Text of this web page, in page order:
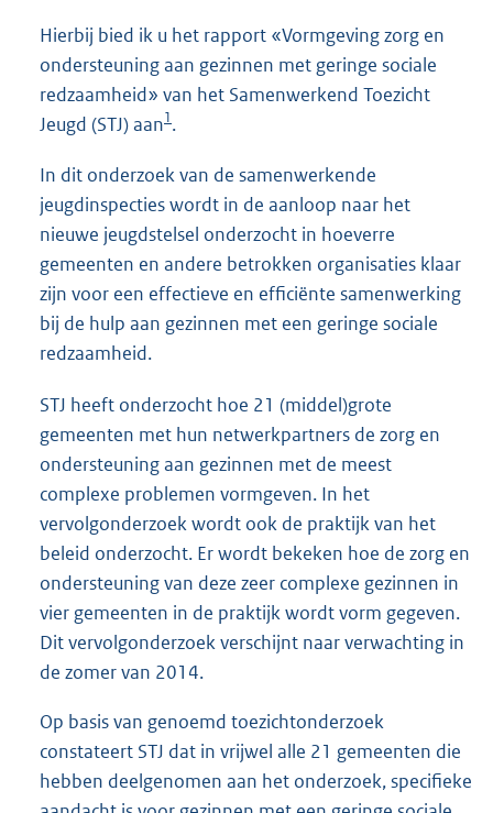
Hierbij bied ik u het rapport «Vormgeving zorg en
ondersteuning aan gezinnen met geringe sociale
redzaamheid» van het Samenwerkend Toezicht
Jeugd (STJ) aan1.
In dit onderzoek van de samenwerkende
jeugdinspecties wordt in de aanloop naar het
nieuwe jeugdstelsel onderzocht in hoeverre
gemeenten en andere betrokken organisaties klaar
zijn voor een effectieve en efficiënte samenwerking
bij de hulp aan gezinnen met een geringe sociale
redzaamheid.
STJ heeft onderzocht hoe 21 (middel)grote
gemeenten met hun netwerkpartners de zorg en
ondersteuning aan gezinnen met de meest
complexe problemen vormgeven. In het
vervolgonderzoek wordt ook de praktijk van het
beleid onderzocht. Er wordt bekeken hoe de zorg en
ondersteuning van deze zeer complexe gezinnen in
vier gemeenten in de praktijk wordt vorm gegeven.
Dit vervolgonderzoek verschijnt naar verwachting in
de zomer van 2014.
Op basis van genoemd toezichtonderzoek
constateert STJ dat in vrijwel alle 21 gemeenten die
hebben deelgenomen aan het onderzoek, specifieke